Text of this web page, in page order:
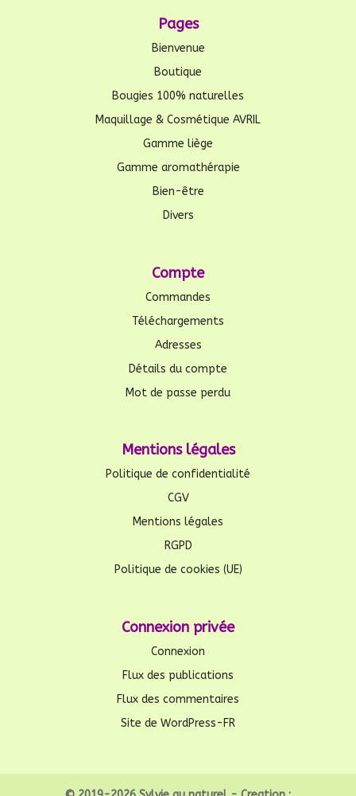
Pages
Bienvenue
Boutique
Bougies 100% naturelles
Maquillage & Cosmétique AVRIL
Gamme liège
Gamme aromathérapie
Bien-être
Divers
Compte
Commandes
Téléchargements
Adresses
Détails du compte
Mot de passe perdu
Mentions légales
Politique de confidentialité
CGV
Mentions légales
RGPD
Politique de cookies (UE)
Connexion privée
Connexion
Flux des publications
Flux des commentaires
Site de WordPress-FR